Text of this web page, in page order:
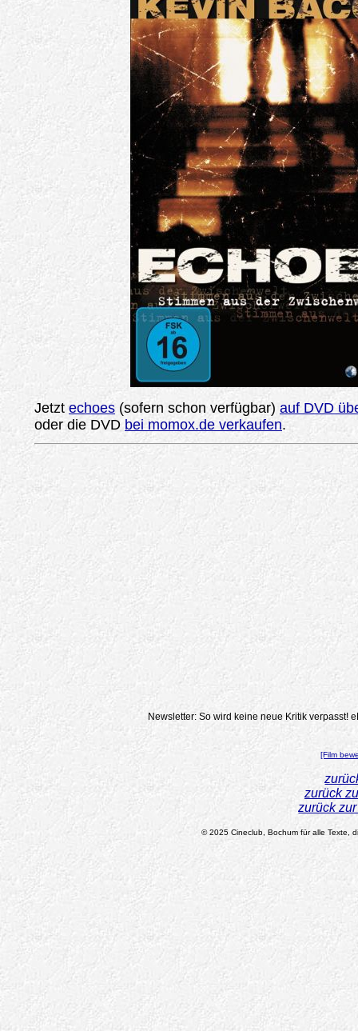
Jetzt echoes (sofern schon verfügbar) auf DVD
oder die DVD bei momox.de verkaufen.
Newsletter: So wird keine neue Kritik verpasst!
[Film
zurück
zurück
© 2025 Cineclub, Bochum für alle Texte,